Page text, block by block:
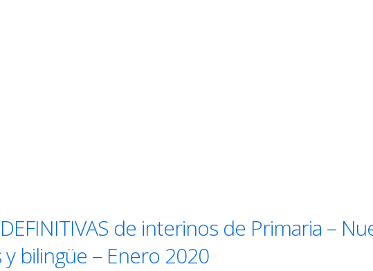
de interinos de Primaria –
bilingüe – Enero 2020